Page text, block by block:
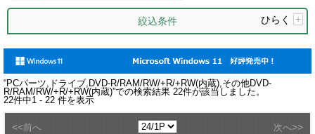
絞込条件 ひらく +
“PCパーツ,ドライブ,DVD-R/RAM/RW/+R/+RW(内蔵),その他DVD-
R/RAM/RW/+R/+RW(内蔵)”での検索結果 22件が該当しました。
22件中1 - 22 件を表示
<<前へ 次へ>>